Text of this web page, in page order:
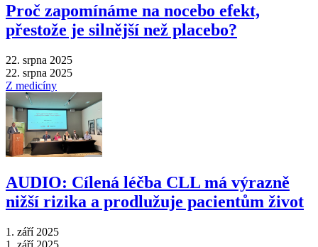
Proč zapomínáme na nocebo efekt,
přestože je silnější než placebo?
22. srpna 2025
22. srpna 2025
Z medicíny
AUDIO: Cílená léčba CLL má výrazně
nižší rizika a prodlužuje pacientům život
1. září 2025